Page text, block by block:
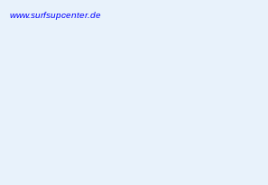
www.surfsupcenter.de